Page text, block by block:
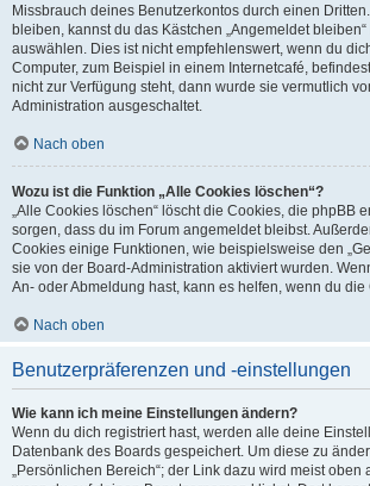
Missbrauch deines Benutzerkontos durch einen
bleiben, kannst du das Kästchen „Angemeldet
auswählen. Dies ist nicht empfehlenswert, wenn du
Computer, zum Beispiel in einem Internetcafé,
nicht zur Verfügung steht, dann wurde sie vermutlich
Administration ausgeschaltet.
Nach oben
Wozu ist die Funktion „Alle Cookies löschen“?
„Alle Cookies löschen“ löscht die Cookies, die phpBB
sorgen, dass du im Forum angemeldet bleibst.
Cookies einige Funktionen, wie beispielsweise den
sie von der Board-Administration aktiviert wurden.
An- oder Abmeldung hast, kann es helfen, wenn du die
Nach oben
Benutzerpräferenzen und -einstellungen
Wie kann ich meine Einstellungen ändern?
Wenn du dich registriert hast, werden alle deine
Datenbank des Boards gespeichert. Um diese zu
„Persönlichen Bereich“; der Link dazu wird meist oben